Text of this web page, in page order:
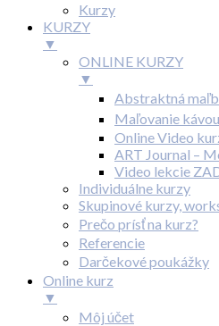
Kurzy
KURZY
▼
ONLINE KURZY
▼
Abstraktná
Maľovanie kávou
Online Video
ART Journal –
Video lekcie
Individuálne kurzy
Skupinové kurzy,
Prečo prísť na kurz?
Referencie
Darčekové poukážky
Online kurz
▼
Môj účet